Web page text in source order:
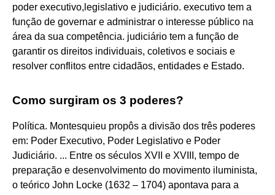
poder executivo,legislativo e judiciário. executivo tem a
função de governar e administrar o interesse público na
área da sua competência. judiciário tem a função de
garantir os direitos individuais, coletivos e sociais e
resolver conflitos entre cidadãos, entidades e Estado.
Como surgiram os 3 poderes?
Política. Montesquieu propôs a divisão dos três poderes
em: Poder Executivo, Poder Legislativo e Poder
Judiciário. ... Entre os séculos XVII e XVIII, tempo de
preparação e desenvolvimento do movimento iluminista,
o teórico John Locke (1632 – 1704) apontava para a